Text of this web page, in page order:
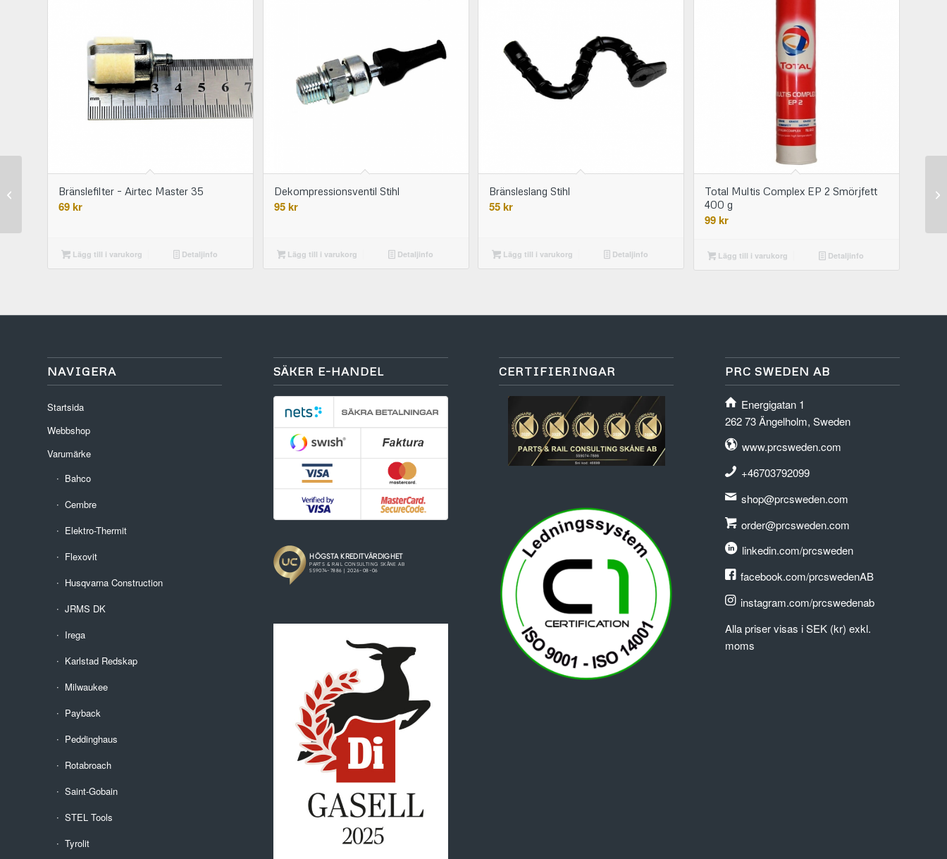
Bränslefilter – Airtec Master 35
69kr
Lägg till i varukorg Detaljinfo
Dekompressionsventil Stihl
95kr
Lägg till i varukorg Detaljinfo
Bränsleslang Stihl
55kr
Lägg till i varukorg Detaljinfo
Total Multis Complex EP 2 Smörjfett
400 g
99kr
Lägg till i varukorg Detaljinfo
NAVIGERA
Startsida
Webbshop
Varumärke
Bahco
Cembre
Elektro-Thermit
Flexovit
Husqvarna Construction
JRMS DK
Irega
Karlstad Redskap
Milwaukee
Payback
Peddinghaus
Rotabroach
Saint-Gobain
STEL Tools
Tyrolit
SÄKER E-HANDEL CERTIFIERINGAR PRC SWEDEN AB
Energigatan 1
262 73 Ängelholm, Sweden
www.prcsweden.com
+46703792099
shop@prcsweden.com
order@prcsweden.com
linkedin.com/prcsweden
facebook.com/prcswedenAB
instagram.com/prcswedenab
Alla priser visas i SEK (kr) exkl.
moms
Belysningsmast Sierra
5m -120 000 lm 800W